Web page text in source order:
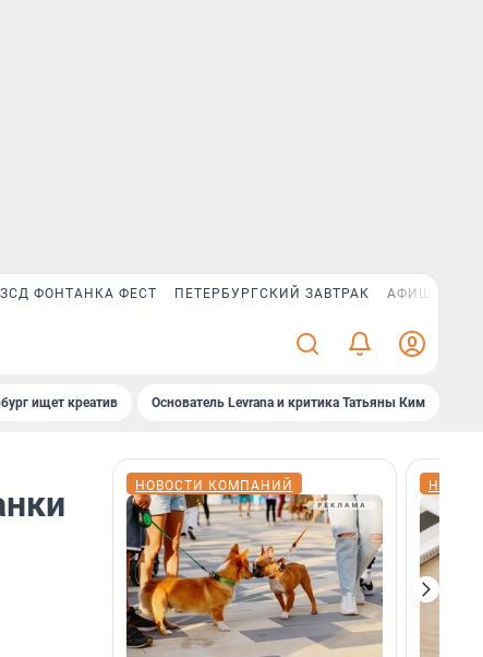
ЗСД ФОНТАНКА ФЕСТ ПЕТЕРБУРГСКИЙ ЗАВТРАК АФИША PLUS
ищет креатив Основатель Levrana и критика Татьяны Ким
НОВОСТИ КОМПАНИЙ